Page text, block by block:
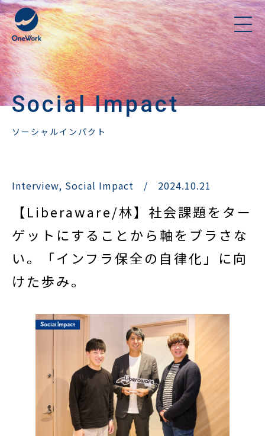
Social Impact
ソーシャルインパクト
Interview, Social Impact / 2024.10.21
【Liberaware/林】社会課題をター
ゲットにすることから軸をブラさな
い。「インフラ保全の自律化」に向
けた歩み。